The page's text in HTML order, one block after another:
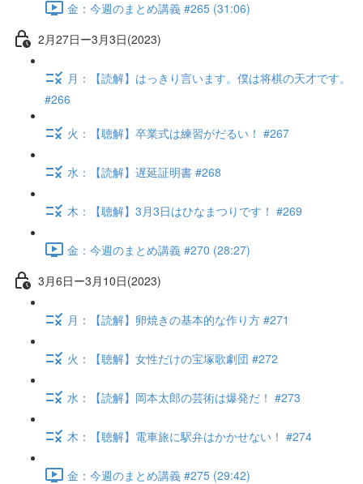
金：今週のまとめ講義 #265 (31:06)
2月27日ー3月3日(2023)
月：【読解】はっきり言います。僕は将棋の天才です。
#266
火：【聴解】卒業式は練習がだるい！ #267
水：【読解】遅延証明書 #268
木：【聴解】3月3日はひなまつりです！ #269
金：今週のまとめ講義 #270 (28:27)
3月6日ー3月10日(2023)
月：【読解】卵焼きの基本的な作り方 #271
火：【聴解】女性だけの宝塚歌劇団 #272
水：【読解】岡本太郎の芸術は爆発だ！ #273
木：【聴解】電車旅に駅弁はかかせない！ #274
金：今週のまとめ講義 #275 (29:42)